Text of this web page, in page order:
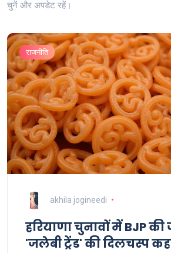
चुनें और अपडेट रहें।
राजनीति
akhila jogineedi
हरियाणा चुनावों में BJP
'जलेबी ट्रेंड' की दिलचस्प